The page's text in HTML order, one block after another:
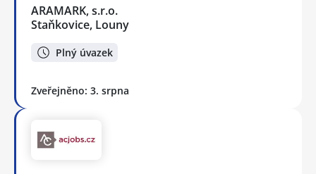
ARAMARK, s.r.o.
Staňkovice, Louny
Plný úvazek
Zveřejněno: 3. srpna